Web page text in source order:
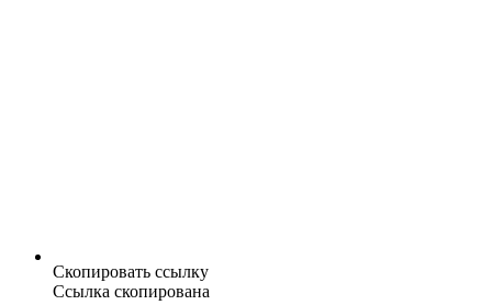
Скопировать ссылку
Ссылка скопирована